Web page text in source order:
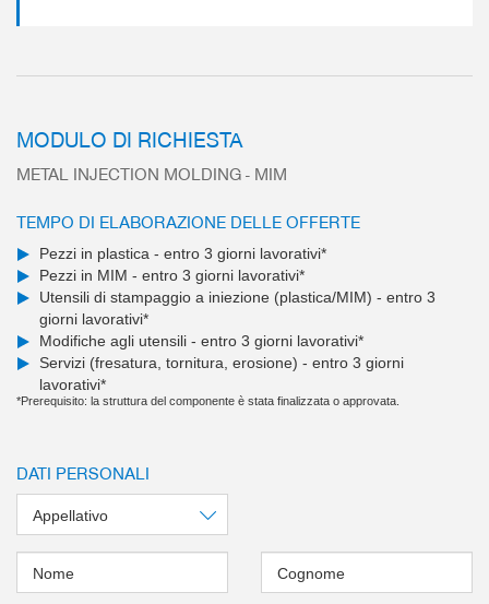
MODULO DI RICHIESTA
METAL INJECTION MOLDING - MIM
TEMPO DI ELABORAZIONE DELLE OFFERTE
Pezzi in plastica - entro 3 giorni lavorativi*
Pezzi in MIM - entro 3 giorni lavorativi*
Utensili di stampaggio a iniezione (plastica/MIM) - entro 3
giorni lavorativi*
Modifiche agli utensili - entro 3 giorni lavorativi*
Servizi (fresatura, tornitura, erosione) - entro 3 giorni
lavorativi*
*Prerequisito: la struttura del componente è stata finalizzata o approvata.
DATI PERSONALI
Appellativo
Nome Cognome